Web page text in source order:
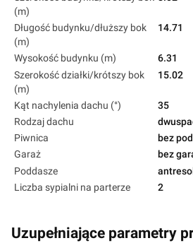
(m)
Długość budynku/dłuższy bok
(m)
14.71
Wysokość budynku (m)
6.31
Szerokość działki/krótszy bok
(m)
15.02
Kąt nachylenia dachu (°)
35
Rodzaj dachu
Piwnica
bez
Garaż
bez
Poddasze
Liczba sypialni na parterze
2
Uzupełniające parametry